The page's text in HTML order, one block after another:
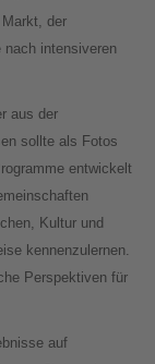
der
nach intensiveren
aus der
sollte als Fotos
entwickelt
Kultur und
kennenzulernen.
Perspektiven für
auf